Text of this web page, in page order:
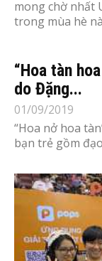
mong chờ nhất
trong mùa hè
“Hoa tàn
do Đặng...
01/09/2019
“Hoa nở hoa
bạn trẻ gồm